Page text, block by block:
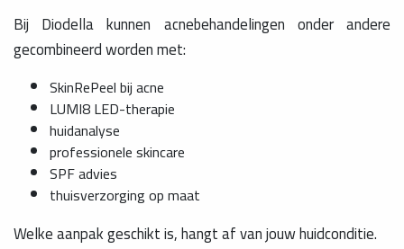
Bij Diodella kunnen acnebehandelingen onder andere
gecombineerd worden met:
SkinRePeel bij acne
LUMI8 LED-therapie
huidanalyse
professionele skincare
SPF advies
thuisverzorging op maat
Welke aanpak geschikt is, hangt af van jouw huidconditie.